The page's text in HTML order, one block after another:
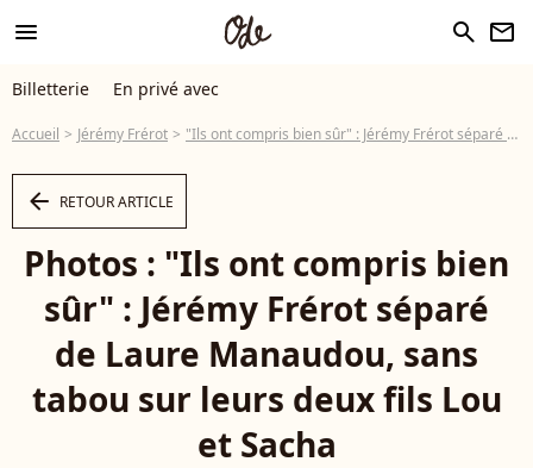
menu search newsletter
Billetterie En privé avec
Accueil Jérémy Frérot "Ils ont compris bien sûr" : Jérémy Frérot séparé de Laure Manaudou, sans tabou sur leurs deux fils Lou et Sacha
arrow_left RETOUR ARTICLE
Photos : "Ils ont compris bien
sûr" : Jérémy Frérot séparé
de Laure Manaudou, sans
tabou sur leurs deux fils Lou
et Sacha